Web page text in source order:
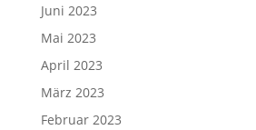
Juni 2023
Mai 2023
April 2023
März 2023
Februar 2023